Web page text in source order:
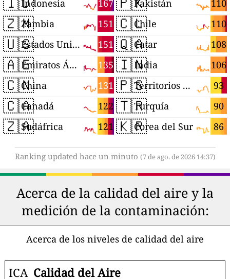
167
Indonesia
🇿🇲 151
Zambia
🇺🇸 151
Estados Unidos
🇦🇪 135
Emiratos Árabes Unidos
🇨🇳 131
China
🇨🇦 122
Canadá
🇿🇦 121
Sudáfrica
110
Pakistán
🇨🇱 110
Chile
🇶🇦 108
Catar
🇮🇳 106
India
🇵🇸 93
Territorios Palestinos
🇹🇷 90
Turquía
🇰🇷 86
Corea del Sur
Ranking updated hace un minuto (7 de ago. de 2026 14:37)
Acerca de la calidad del aire y la
medición de la contaminación:
Acerca de los niveles de calidad del aire
ICA Calidad del Aire